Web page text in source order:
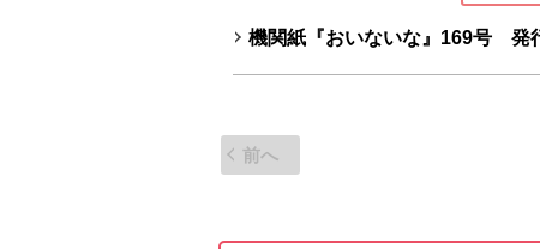
機関紙『おいないな』169号 発
前へ